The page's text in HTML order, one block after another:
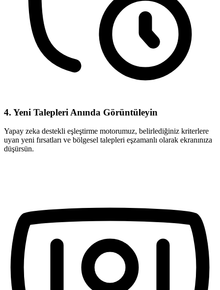
4. Yeni Talepleri Anında Görüntüleyin
Yapay zeka destekli eşleştirme motorumuz, belirlediğiniz kriterlere
uyan yeni fırsatları ve bölgesel talepleri eşzamanlı olarak ekranınıza
düşürsün.